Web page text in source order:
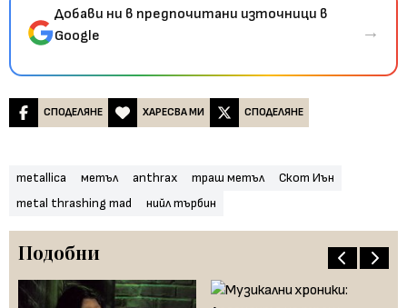
Добави ни в предпочитани източници в
Google
→
СПОДЕЛЯНЕ ХАРЕСВА МИ СПОДЕЛЯНЕ
metallica метъл anthrax траш метъл
Скот Иън
metal thrashing mad
нийл търбин
Подобни